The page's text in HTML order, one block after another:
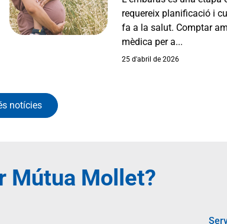
requereix planificació i
fa a la salut. Comptar
mèdica per a...
25 d'abril de 2026
notícies
Mútua Mollet?